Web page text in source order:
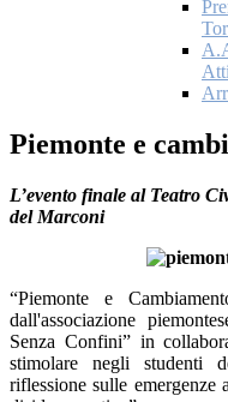
Piemonte e
L’evento finale al Teatro
del Marconi
“Piemonte e
dall'associazione
Senza Confini” in
stimolare negli studenti
riflessione sulle emergenze